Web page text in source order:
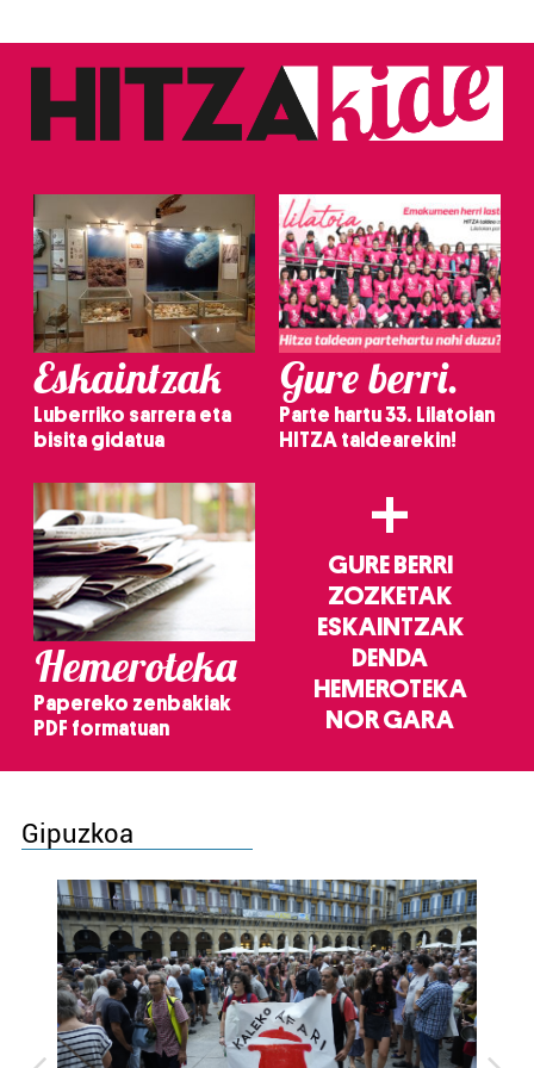
erabiltzeko baimen esplizitua ematen diguzu.Gehiago
Eskaintzak
Luberriko sarrera eta
bisita gidatua
Gure berri.
Parte hartu 33. Lilatoian
HITZA taldearekin!
Hemeroteka
Papereko zenbakiak
PDF formatuan
+
GURE BERRI
ZOZKETAK
ESKAINTZAK
DENDA
HEMEROTEKA
NOR GARA
Gipuzkoa